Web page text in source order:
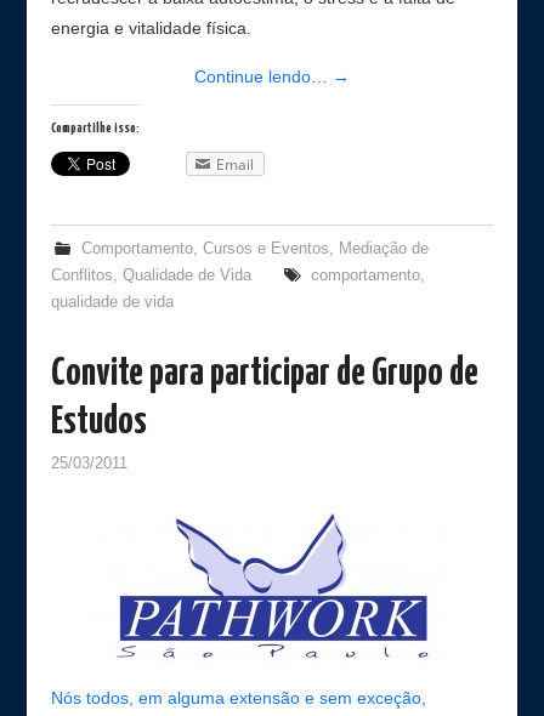
energia e vitalidade física.
Continue lendo… →
Compartilhe isso:
Email
Comportamento, Cursos e Eventos
Mediação de
Conflitos
,Qualidade de Vida comportamento,
qualidade de vida
Convite para participar de Grupo de
Estudos
25/03/2011
Nós todos, em alguma extensão e sem exceção,